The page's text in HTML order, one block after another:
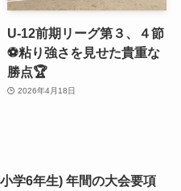
U-12前期リーグ第３、４節
⚽️粘り強さを見せた貴重な
勝点🏆
2026年4月18日
学6年生) 年間の大会要項